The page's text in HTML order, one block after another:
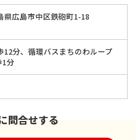
を活かし、一人一人のご状況
提示いたします。 受任後はす
送し、ひとまず取り立てをス
月からで構いません。まずは
でも借金のストレスを解消し
県広島市中区鉄砲町1-18
12分、循環バスまちのわループ
1分
問合せする